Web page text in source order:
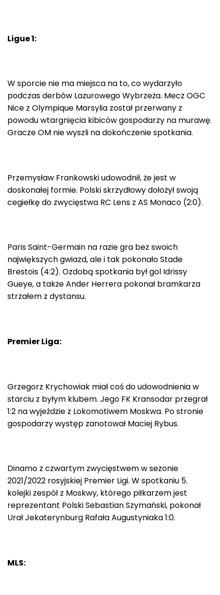
Ligue 1:
W sporcie nie ma miejsca na to, co wydarzyło
podczas derbów Lazurowego Wybrzeża. Mecz OGC
Nice z Olympique Marsylia został przerwany z
powodu wtargnięcia kibiców gospodarzy na murawę.
Gracze OM nie wyszli na dokończenie spotkania.
Przemysław Frankowski udowodnił, że jest w
doskonałej formie. Polski skrzydłowy dołożył swoją
cegiełkę do zwycięstwa RC Lens z AS Monaco (2:0).
Paris Saint-Germain na razie gra bez swoich
największych gwiazd, ale i tak pokonało Stade
Brestois (4:2). Ozdobą spotkania był gol Idrissy
Gueye, a także Ander Herrera pokonał bramkarza
strzałem z dystansu.
Premier Liga:
Grzegorz Krychowiak miał coś do udowodnienia w
starciu z byłym klubem. Jego FK Kransodar przegrał
1:2 na wyjeździe z Lokomotiwem Moskwa. Po stronie
gospodarzy występ zanotował Maciej Rybus.
Dinamo z czwartym zwycięstwem w sezonie
2021/2022 rosyjskiej Premier Ligi. W spotkaniu 5.
kolejki zespół z Moskwy, którego piłkarzem jest
reprezentant Polski Sebastian Szymański, pokonał
Urał Jekaterynburg Rafała Augustyniaka 1:0.
MLS: